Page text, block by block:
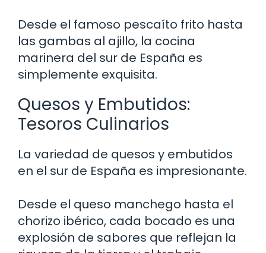
Desde el famoso pescaíto frito hasta
las gambas al ajillo, la cocina
marinera del sur de España es
simplemente exquisita.
Quesos y Embutidos:
Tesoros Culinarios
La variedad de quesos y embutidos
en el sur de España es impresionante.
Desde el queso manchego hasta el
chorizo ibérico, cada bocado es una
explosión de sabores que reflejan la